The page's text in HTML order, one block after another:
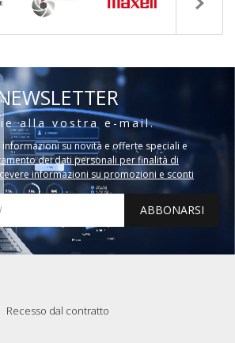
alla vostra e-mail.
su novità e offerte speciali e
dei dati personali per finalità di
informazioni su promozioni e sconti
ABBONARSI
Recesso dal contratto